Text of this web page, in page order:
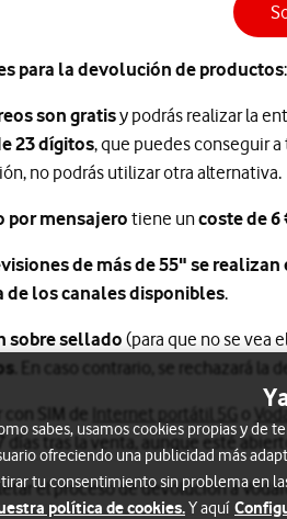
para la devolución de productos:
son gratisy podrás realizar la
23 dígitos, que puedes conseguir a
no podrás utilizar otra alternativa.
por mensajerotiene uncoste de 6
de más de 55" se
de los canales disponibles.
sobre sellado (para que no se vea
. En caso contrario, se rechazará la
SIM de Internet portátil 5G
tras la venta, aunque esté
el proceso de devolución a
sabes, usamos cookies propias y de
ofreciendo una publicidad más
tu consentimiento sin problema en
política de cookies.Y aquí